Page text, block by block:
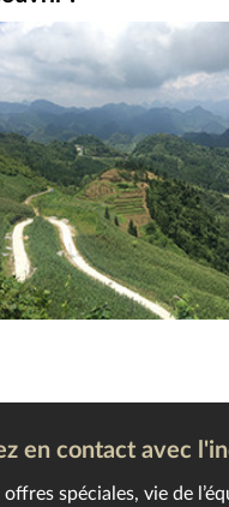
en contact avec
spéciales, vie de